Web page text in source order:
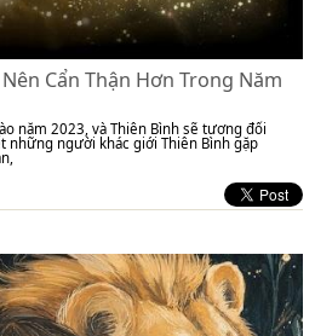
Cẩn Thận Hơn Trong Năm
năm 2023, và Thiên Bình sẽ tương đối
những người khác giới Thiên Bình gặp